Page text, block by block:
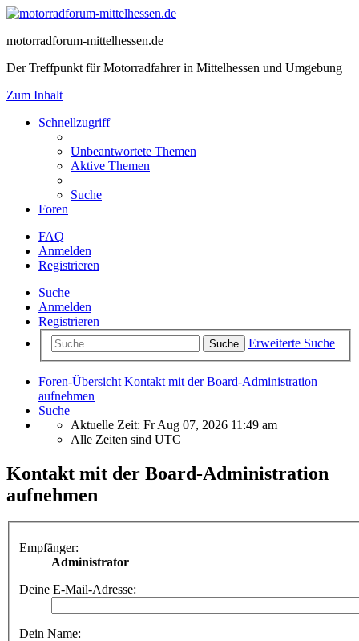
motorradforum-mittelhessen.de
Der Treffpunkt für Motorradfahrer in Mittelhessen und Umgebung
Zum Inhalt
Schnellzugriff
Unbeantwortete Themen
Aktive Themen
Suche
Foren
FAQ
Anmelden
Registrieren
Suche
Anmelden
Registrieren
Suche Erweiterte Suche
Foren-Übersicht Kontakt mit der Board-Administration
aufnehmen
Suche
Aktuelle Zeit: Fr Aug 07, 2026 11:49 am
Alle Zeiten sind UTC
Kontakt mit der Board-Administration
aufnehmen
Empfänger:
Administrator
Deine E-Mail-Adresse:
Dein Name: